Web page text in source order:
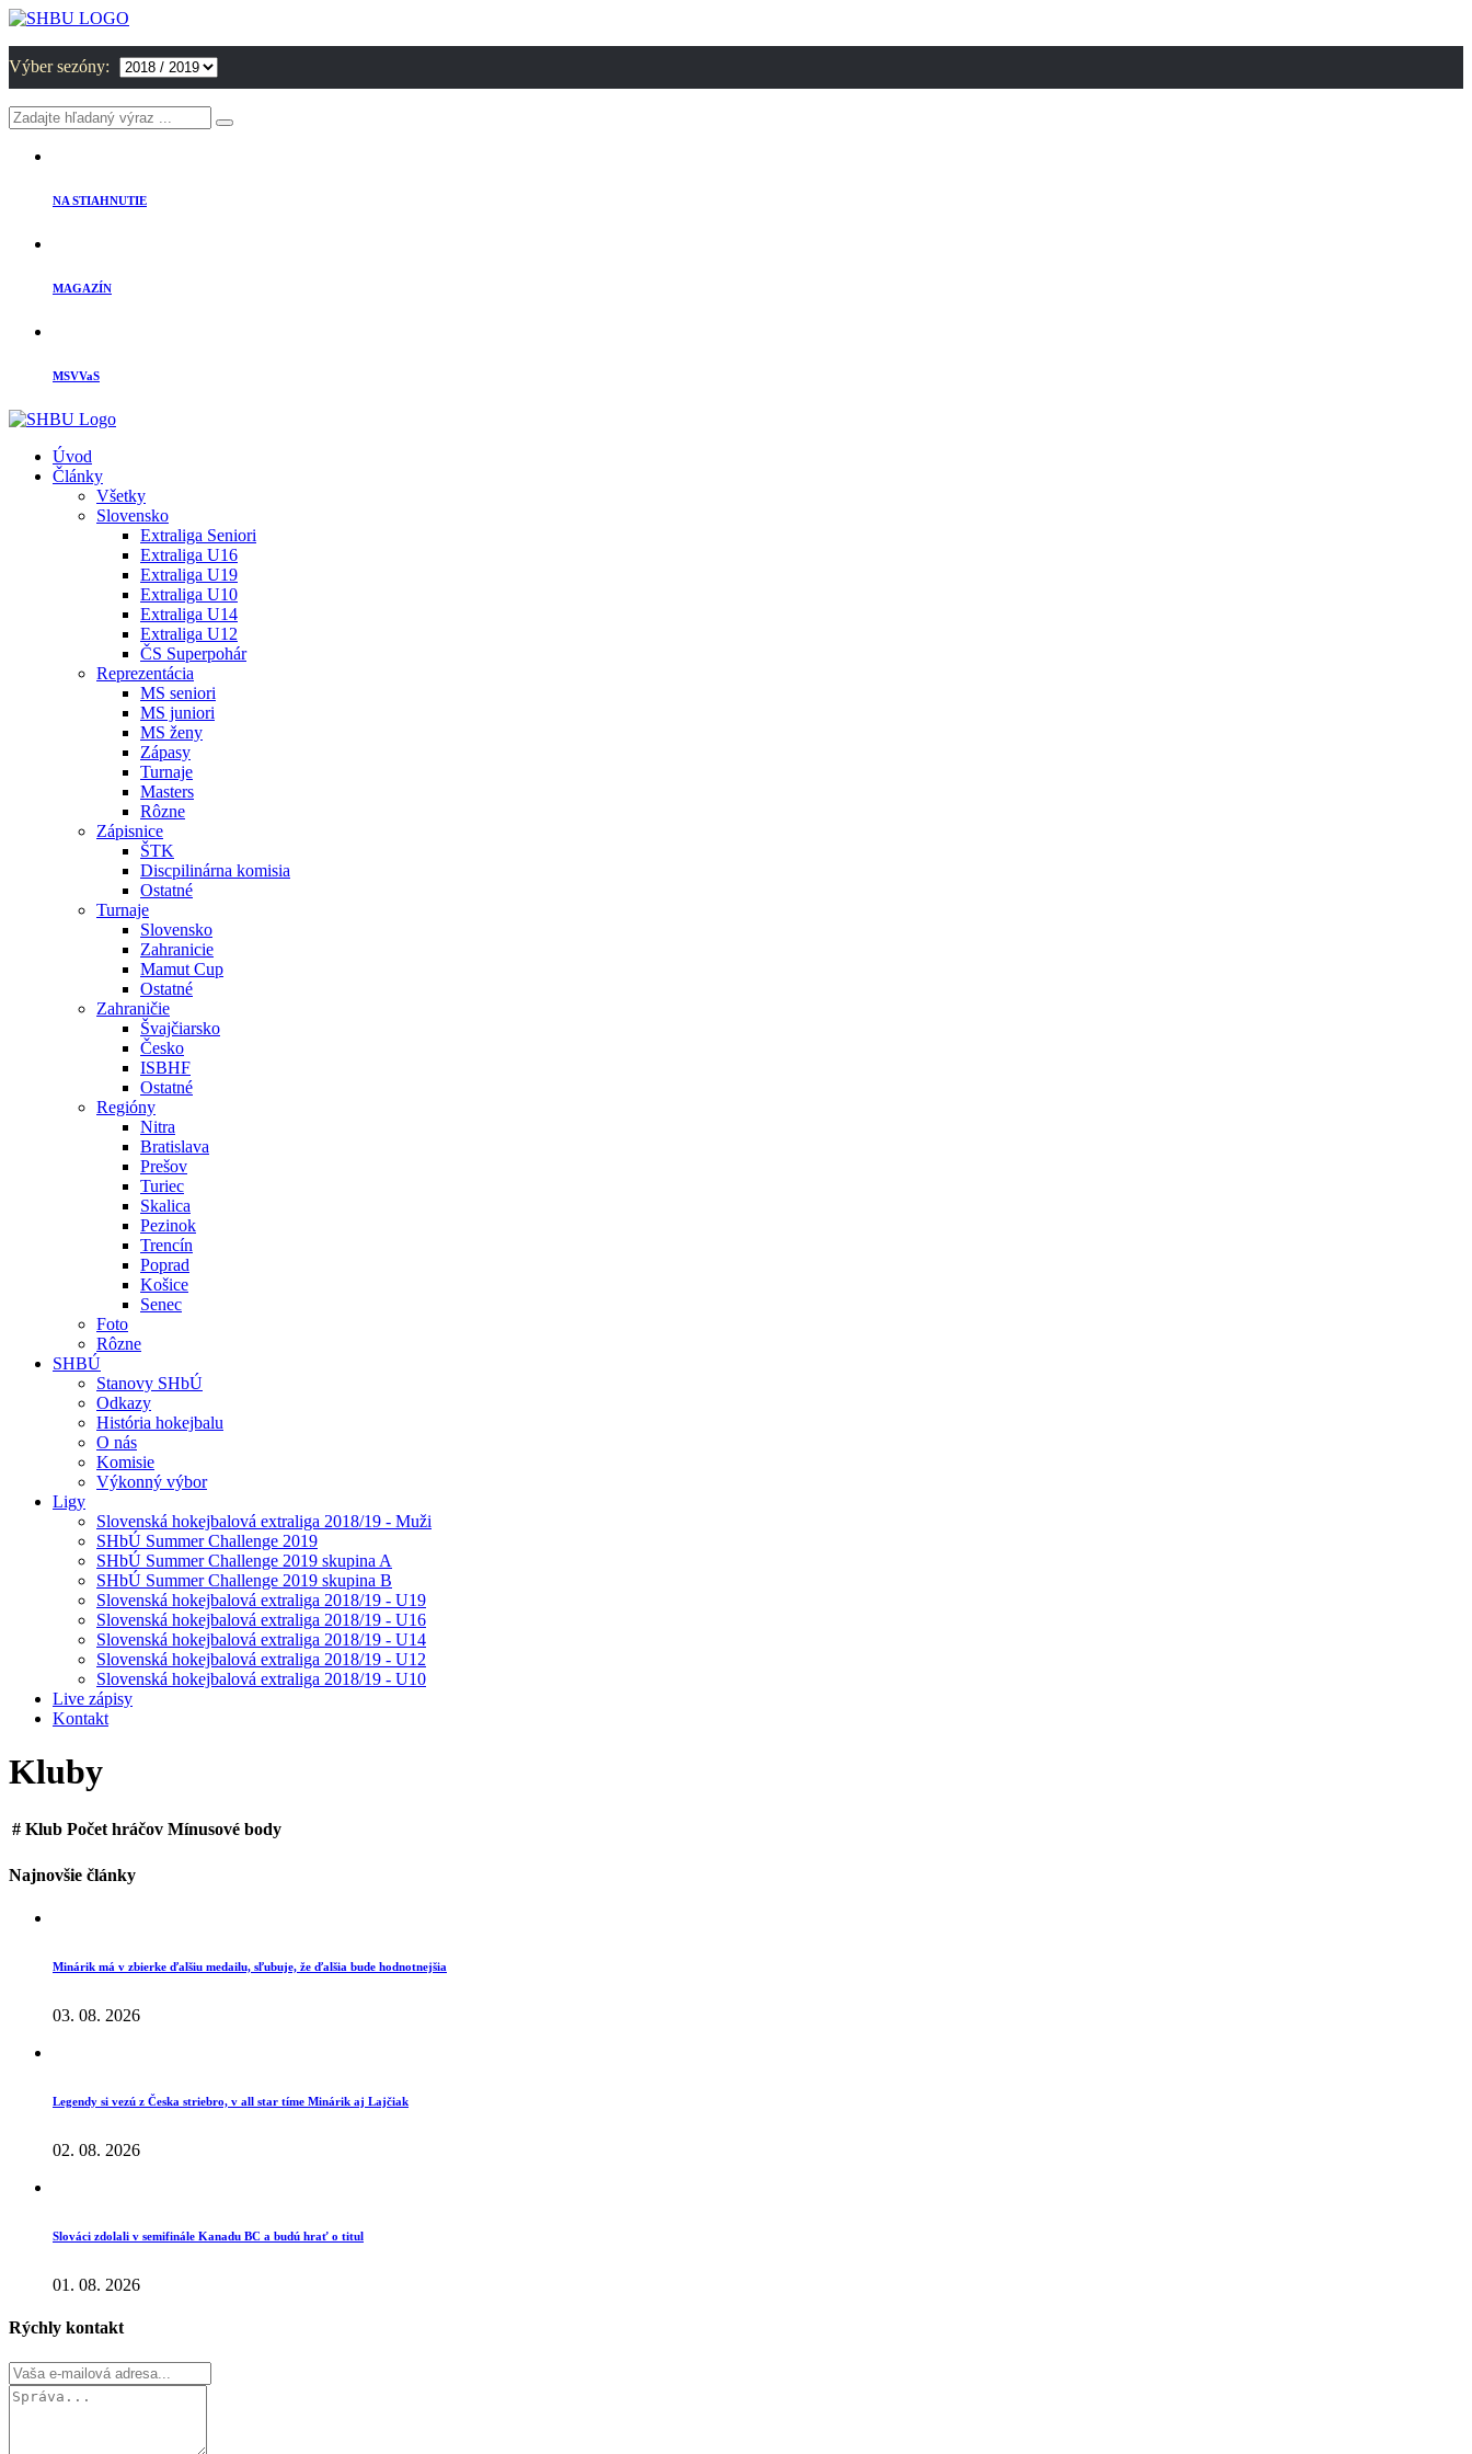
Výber sezóny:
NA STIAHNUTIE
MAGAZÍN
MSVVaS
Úvod
Články
Všetky
Slovensko
Extraliga Seniori
Extraliga U16
Extraliga U19
Extraliga U10
Extraliga U14
Extraliga U12
ČS Superpohár
Reprezentácia
MS seniori
MS juniori
MS ženy
Zápasy
Turnaje
Masters
Rôzne
Zápisnice
ŠTK
Discpilinárna komisia
Ostatné
Turnaje
Slovensko
Zahranicie
Mamut Cup
Ostatné
Zahraničie
Švajčiarsko
Česko
ISBHF
Ostatné
Regióny
Nitra
Bratislava
Prešov
Turiec
Skalica
Pezinok
Trencín
Poprad
Košice
Senec
Foto
Rôzne
SHBÚ
Stanovy SHbÚ
Odkazy
História hokejbalu
O nás
Komisie
Výkonný výbor
Ligy
Slovenská hokejbalová extraliga 2018/19 - Muži
SHbÚ Summer Challenge 2019
SHbÚ Summer Challenge 2019 skupina A
SHbÚ Summer Challenge 2019 skupina B
Slovenská hokejbalová extraliga 2018/19 - U19
Slovenská hokejbalová extraliga 2018/19 - U16
Slovenská hokejbalová extraliga 2018/19 - U14
Slovenská hokejbalová extraliga 2018/19 - U12
Slovenská hokejbalová extraliga 2018/19 - U10
Live zápisy
Kontakt
Kluby
# Klub Počet hráčov Mínusové body
Najnovšie články
Minárik má v zbierke ďalšiu medailu, sľubuje, že ďalšia bude hodnotnejšia
03. 08. 2026
Legendy si vezú z Česka striebro, v all star tíme Minárik aj Lajčiak
02. 08. 2026
Slováci zdolali v semifinále Kanadu BC a budú hrať o titul
01. 08. 2026
Rýchly kontakt